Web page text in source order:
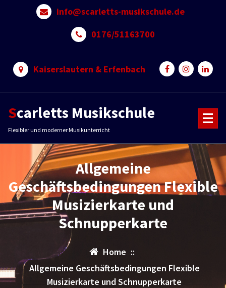
info@scarletts-musikschule.de
0176/51163700
Kaiserslautern & Erfenbach
Scarletts Musikschule
Flexibler und moderner Musikunterricht
Allgemeine
Geschäftsbedingungen Flexible
Musizierkarte und
Schnupperkarte
Home ::
Allgemeine Geschäftsbedingungen Flexible
Musizierkarte und Schnupperkarte